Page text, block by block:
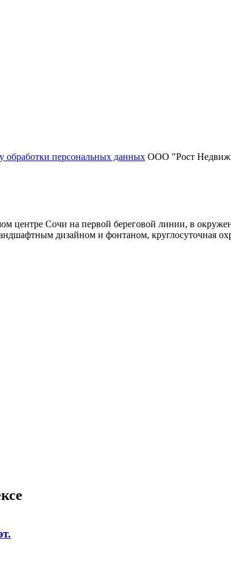
обработки персональных данных ООО "Рост
центре Сочи на первой береговой линии, в
дизайном и фонтаном, круглосуточная